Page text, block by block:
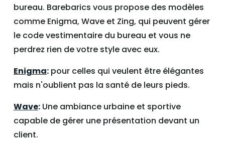
bureau. Barebarics vous propose des modèles
comme Enigma, Wave et Zing, qui peuvent gérer
le code vestimentaire du bureau et vous ne
perdrez rien de votre style avec eux.
Enigma: pour celles qui veulent être élégantes
mais n'oublient pas la santé de leurs pieds.
Wave: Une ambiance urbaine et sportive
capable de gérer une présentation devant un
client.